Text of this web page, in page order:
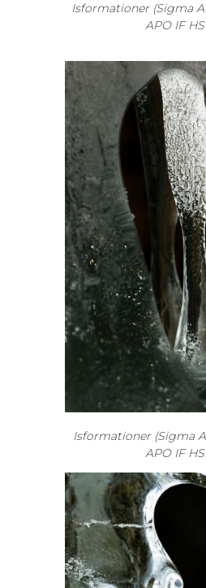
Isformationer (Sigma
APO IF
Isformationer (Sigma
APO IF